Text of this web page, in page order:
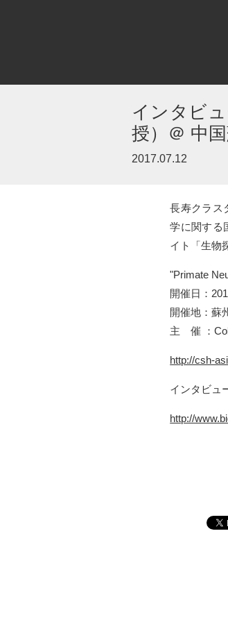
インタビ
授）＠ 中国
2017.07.12
長寿クラス
学に関する
イト「生物
"Primate
開催日：
開催地：蘇
主 催 ：
http://csh-
インタビュ
http://